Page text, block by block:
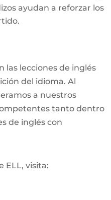
ayudan a reforzar los
.
las lecciones de inglés
del idioma. Al
a nuestros
tanto dentro
de inglés con
ELL, visita: